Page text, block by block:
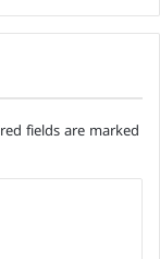
fields are marked